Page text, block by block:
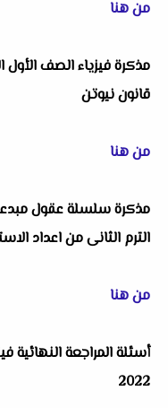
من هنا
مذكرة فيزياء الصف الأول
قانون نيوتن
من هنا
مذكرة سلسلة عقول مبدعة
الترم الثانى من اعداد
من هنا
أسئلة المراجعة النهائية
2022